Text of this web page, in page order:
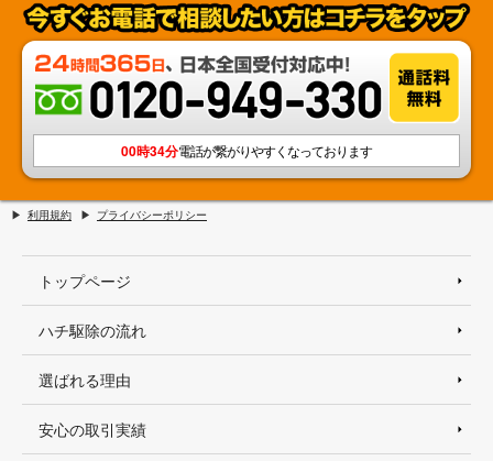
00時34分電話が繋がりやすくなっております
利用規約 プライバシーポリシー
トップページ
ハチ駆除の流れ
選ばれる理由
安心の取引実績